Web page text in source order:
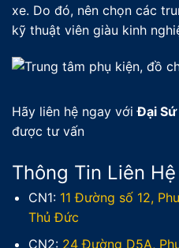
xe. Do đó, nên chọn các
kỹ thuật viên giàu kinh
Hãy liên hệ ngay vớiĐại
được tư vấn
Thông Tin Liên Hệ
CN1: 11 Đường số 12,
Thủ Đức
CN2: 24 Đường D5A,